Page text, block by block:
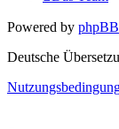
Powered by phpBB
Deutsche